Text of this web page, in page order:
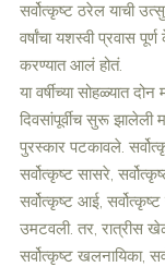
सर्वोत्कृष्ट ठरेल याची
वर्षांचा यशस्वी प्रवास
करण्यात आलं होतं.
या वर्षीच्या सोहळ्यात
दिवसांपूर्वीच सुरू झालेली
पुरस्कार पटकावले.
सर्वोत्कृष्ट सासरे,
सर्वोत्कृष्ट आई,
उमटवली. तर, रात्रीस
सर्वोत्कृष्ट खलनायिका,